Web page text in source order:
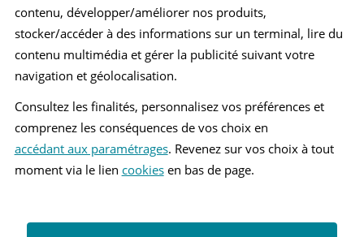
Recherche d'un véhicule
Comparer deux véhicules
Recherche
Recherche avancée
contenu, développer/améliorer nos produits,
stocker/accéder à des informations sur un terminal, lire du
contenu multimédia et gérer la publicité suivant votre
navigation et géolocalisation.
Consultez les finalités, personnalisez vos préférences et
comprenez les conséquences de vos choix en
accédant aux paramétrages. Revenez sur vos choix à tout
moment via le lien cookiesen bas de page.